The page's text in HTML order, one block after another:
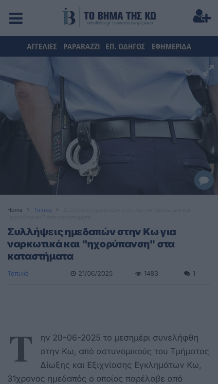
ΑΓΓΕΛΙΕΣ PAPARAZZI ΕΠ. ΟΔΗΓΟΣ ΕΦΗΜΕΡΙΔΑ
Home Τοπικά
Συλλήψεις ημεδαπών στην Κω για
ναρκωτικά και "ηχορύπανση" στα
καταστήματα
Τοπικά 21/06/2025 1483 1
Τ
ην 20-06-2025 το μεσημέρι συνελήφθη
στην Κω, από αστυνομικούς του Τμήματος
Δίωξης και Εξιχνίασης Εγκλημάτων Κω,
31χρονος ημεδαπός ο οποίος παρέλαβε από